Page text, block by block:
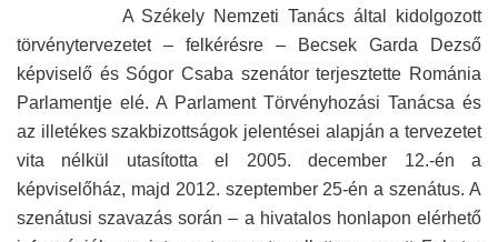
A Székely Nemzeti Tanács által kidolgozott
törvénytervezetet – felkérésre – Becsek Garda Dezső
képviselő és Sógor Csaba szenátor terjesztette Románia
Parlamentje elé. A Parlament Törvényhozási Tanácsa és
az illetékes szakbizottságok jelentései alapján a tervezetet
vita nélkül utasította el 2005. december 12.-én a
képviselőház, majd 2012. szeptember 25-én a szenátus. A
szenátusi szavazás során – a hivatalos honlapon elérhető